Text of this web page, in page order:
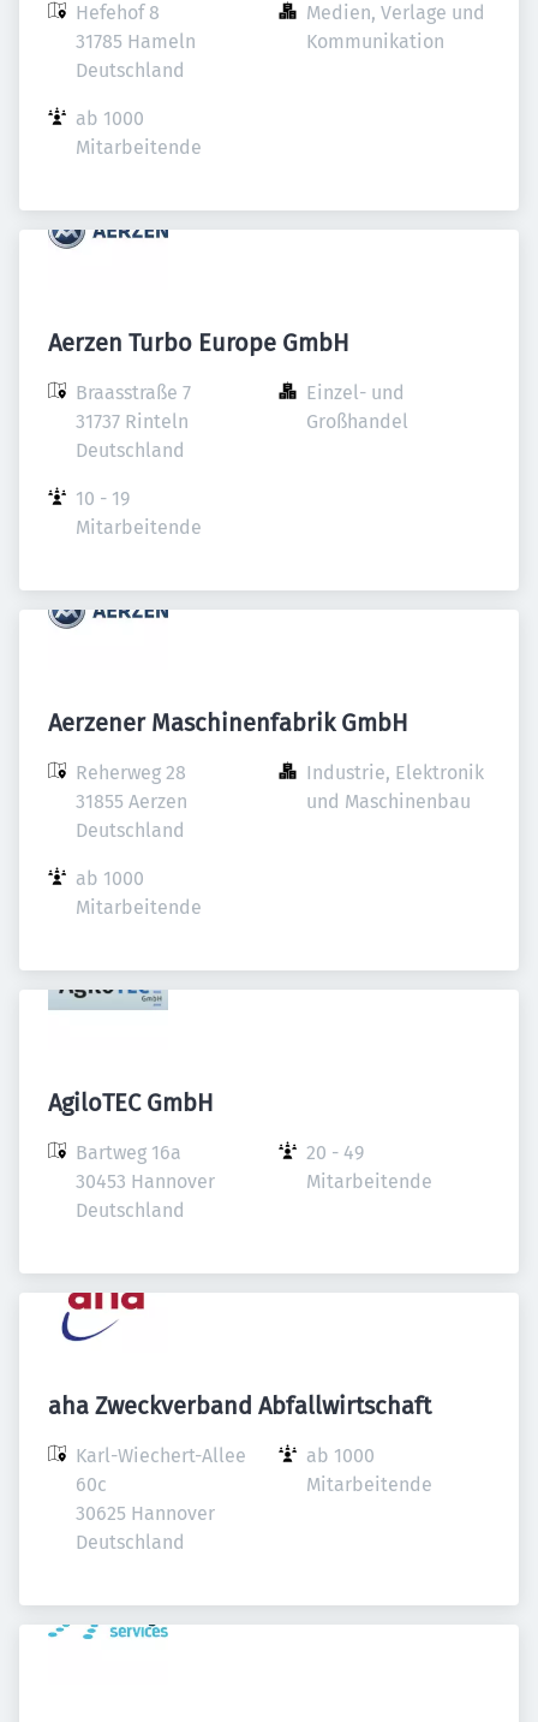
Hefehof 8
31785 Hameln
Deutschland
Medien, Verlage und
Kommunikation
ab 1000
Mitarbeitende
Aerzen Turbo Europe GmbH
Braasstraße 7
31737 Rinteln
Deutschland
Einzel- und
Großhandel
10 - 19
Mitarbeitende
Aerzener Maschinenfabrik GmbH
Reherweg 28
31855 Aerzen
Deutschland
Industrie, Elektronik
und Maschinenbau
ab 1000
Mitarbeitende
AgiloTEC GmbH
Bartweg 16a
30453 Hannover
Deutschland
20 - 49
Mitarbeitende
aha Zweckverband Abfallwirtschaft
Karl-Wiechert-Allee
60c
30625 Hannover
Deutschland
ab 1000
Mitarbeitende